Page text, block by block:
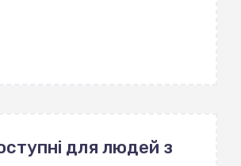
для людей з